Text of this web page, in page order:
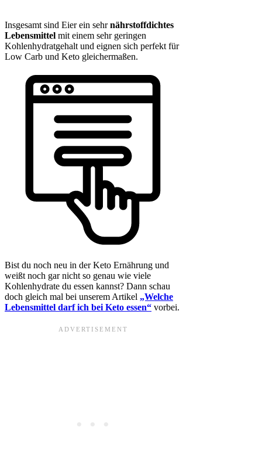
Insgesamt sind Eier ein sehrnährstoffdichtes
Lebensmittel mit einem sehr geringen
Kohlenhydratgehalt und eignen sich perfekt für
Low Carb und Keto gleichermaßen.
Bist du noch neu in der Keto Ernährung und
weißt noch gar nicht so genau wie viele
Kohlenhydrate du essen kannst? Dann schau
doch gleich mal bei unserem Artikel „Welche
Lebensmittel darf ich bei Keto essen“ vorbei.